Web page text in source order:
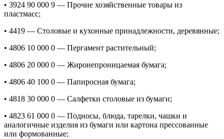
• 3924 90 000 9 — Прочие хозяйственные товары из
пластмасс;
• 4419 — Столовые и кухонные принадлежности, деревянные;
• 4806 10 000 0 — Пергамент растительный;
• 4806 20 000 0 — Жиронепроницаемая бумага;
• 4806 40 100 0 — Папиросная бумага;
• 4818 30 000 0 — Салфетки столовые из бумаги;
• 4823 61 000 0 — Подносы, блюда, тарелки, чашки и
аналогичные изделия из бумаги или картона прессованные
или формованные;